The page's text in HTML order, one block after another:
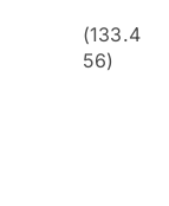
(133.4
56)